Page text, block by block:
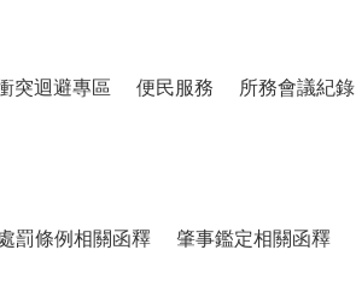
突迴避專區 便民服務 所務會議紀錄
處罰條例相關函釋 肇事鑑定相關函釋